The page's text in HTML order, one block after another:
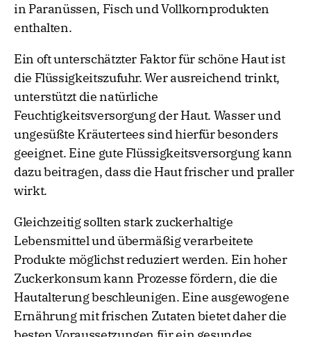
in Paranüssen, Fisch und Vollkornprodukten
enthalten.
Ein oft unterschätzter Faktor für schöne Haut ist
die Flüssigkeitszufuhr. Wer ausreichend trinkt,
unterstützt die natürliche
Feuchtigkeitsversorgung der Haut. Wasser und
ungesüßte Kräutertees sind hierfür besonders
geeignet. Eine gute Flüssigkeitsversorgung kann
dazu beitragen, dass die Haut frischer und praller
wirkt.
Gleichzeitig sollten stark zuckerhaltige
Lebensmittel und übermäßig verarbeitete
Produkte möglichst reduziert werden. Ein hoher
Zuckerkonsum kann Prozesse fördern, die die
Hautalterung beschleunigen. Eine ausgewogene
Ernährung mit frischen Zutaten bietet daher die